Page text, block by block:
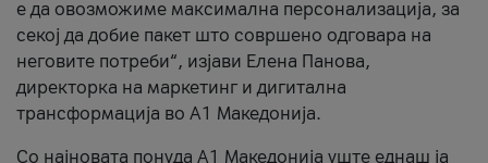
е да овозможиме максимална персонализација, за
секој да добие пакет што совршено одговара на
неговите потреби“, изјави Елена Панова,
директорка на маркетинг и дигитална
трансформација во А1 Македонија.
Со најновата понуда А1 Македонија уште еднаш ја